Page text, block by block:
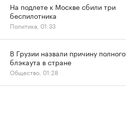
На подлете к Москве сбили три
беспилотника
Политика, 01:33
В Грузии назвали причину полного
блэкаута в стране
Общество, 01:28